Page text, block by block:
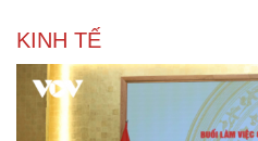
KINH TẾ